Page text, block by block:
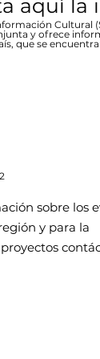
aquí
Cultural
y ofrece
que se
sobre los
y para la